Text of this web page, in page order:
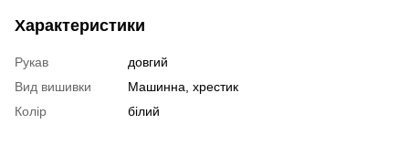
Характеристики
Рукав
довгий
Вид вишивки
Машинна, хрестик
Колір
білий